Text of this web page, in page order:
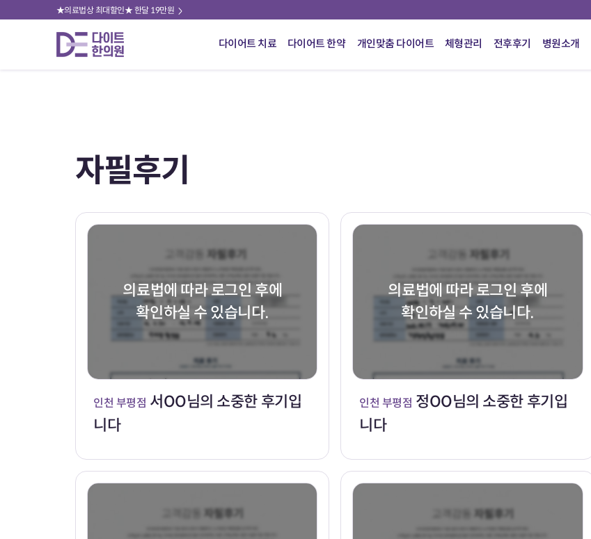
★의료법상 최대할인★ 한달 19만원
다이어트 치료 다이어트 한약 개인맞춤 다이어트 체형관리 전후후기 병원소개
자필후기
의료법에 따라 로그인 후에
확인하실 수 있습니다.
인천 부평점 서OO님의 소중한 후기입
니다
의료법에 따라 로그인 후에
확인하실 수 있습니다.
인천 부평점 정OO님의 소중한 후기입
니다